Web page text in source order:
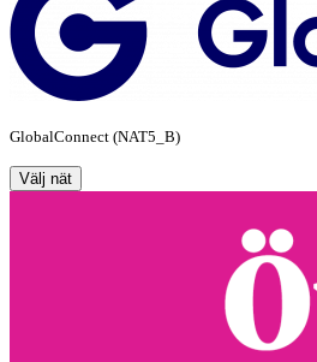
GlobalConnect (NAT5_B)
Välj nät